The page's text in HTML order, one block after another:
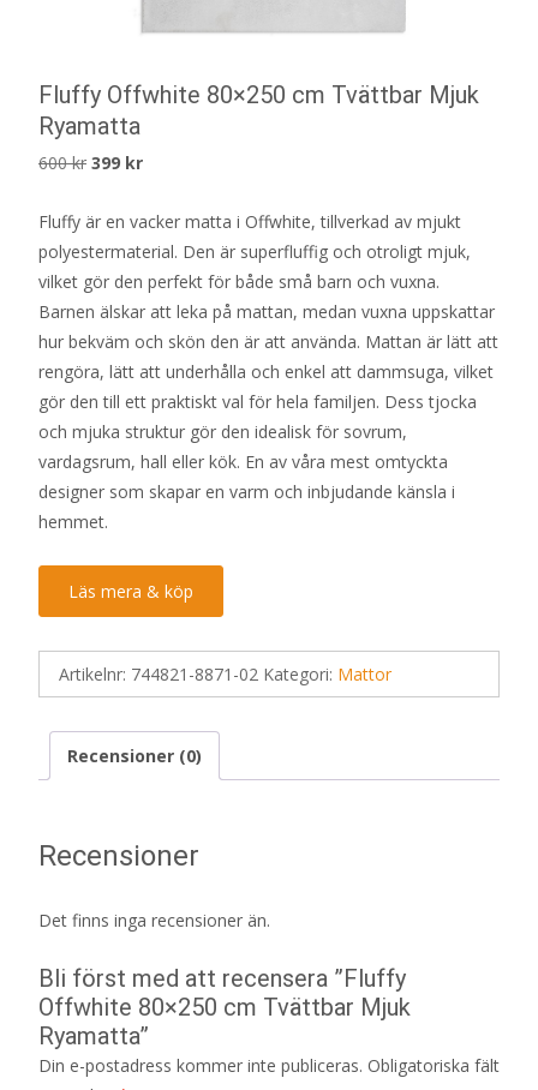
Fluffy Offwhite 80×250 cm Tvättbar Mjuk
Ryamatta
600kr Det
priset
var:
600 kr.
399 krDet
priset
är:
399 kr.
Fluffy är en vacker matta i Offwhite, tillverkad av mjukt
polyestermaterial. Den är superfluffig och otroligt mjuk,
vilket gör den perfekt för både små barn och vuxna.
Barnen älskar att leka på mattan, medan vuxna uppskattar
hur bekväm och skön den är att använda. Mattan är lätt att
rengöra, lätt att underhålla och enkel att dammsuga, vilket
gör den till ett praktiskt val för hela familjen. Dess tjocka
och mjuka struktur gör den idealisk för sovrum,
vardagsrum, hall eller kök. En av våra mest omtyckta
designer som skapar en varm och inbjudande känsla i
hemmet.
Läs mera & köp
Artikelnr: 744821-8871-02 Kategori: Mattor
Recensioner (0)
Recensioner
Det finns inga recensioner än.
Bli först med att recensera ”Fluffy
Offwhite 80×250 cm Tvättbar Mjuk
Ryamatta”
Din e-postadress kommer inte publiceras. Obligatoriska fält